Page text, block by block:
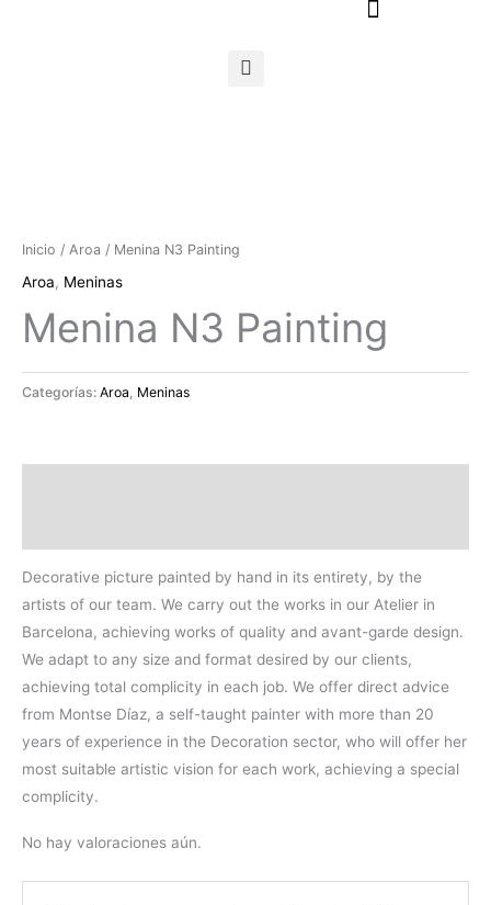
Inicio / Aroa / Menina N3 Painting
Aroa, Meninas
Menina N3 Painting
Categorías: Aroa Meninas
Decorative picture painted by hand in its entirety, by the
artists of our team. We carry out the works in our Atelier in
Barcelona, achieving works of quality and avant-garde design.
We adapt to any size and format desired by our clients,
achieving total complicity in each job. We offer direct advice
from Montse Díaz, a self-taught painter with more than 20
years of experience in the Decoration sector, who will offer her
most suitable artistic vision for each work, achieving a special
complicity.
No hay valoraciones aún.